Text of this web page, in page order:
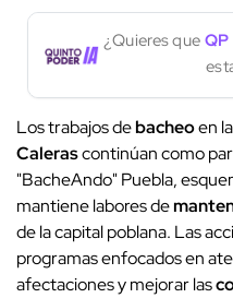
¿Quieres que QP
Los trabajos debacheoen
Calerascontinúan como
"BacheAndo" Puebla,
mantiene labores de
de la capital poblana. Las
programas enfocados en
afectaciones y mejorar las